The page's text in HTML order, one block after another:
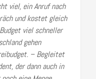
viel, ein Anruf nach
und kostet gleich
viel schneller
gehen
– Begleitet
der dann auch in